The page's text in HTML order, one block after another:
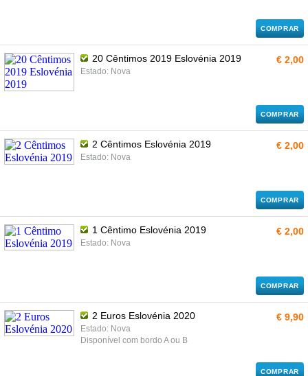
COMPRAR
20 Cêntimos 2019 Eslovénia 2019
Estado: Nova
€ 2,00
COMPRAR
2 Cêntimos Eslovénia 2019
Estado: Nova
€ 2,00
COMPRAR
1 Cêntimo Eslovénia 2019
Estado: Nova
€ 2,00
COMPRAR
2 Euros Eslovénia 2020
Estado: Nova
Disponível com bordo A ou B
€ 9,90
COMPRAR